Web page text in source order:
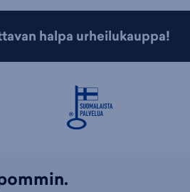
halpa urheilukauppa!